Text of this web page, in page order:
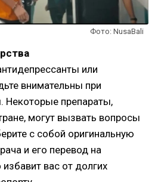
Фото: NusaBali
или
внимательны при
Некоторые препараты,
могут вызвать вопросы
с собой оригинальную
и его перевод на
вас от долгих